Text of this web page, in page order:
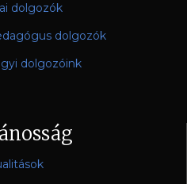
dolgozók
dolgozók
dolgozóink